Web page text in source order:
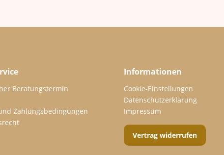
Beratungstermin
Zahlungsbedingungen
Informationen
Cookie-Einstellungen
Datenschutzerklärung
Impressum
Vertrag widerrufen